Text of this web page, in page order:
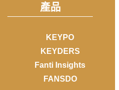
產品
KEYPO
KEYDERS
Fanti Insights
FANSDO